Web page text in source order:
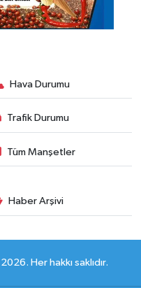
Hava Durumu
Trafik Durumu
Tüm Manşetler
Haber Arşivi
Her hakkı saklıdır.